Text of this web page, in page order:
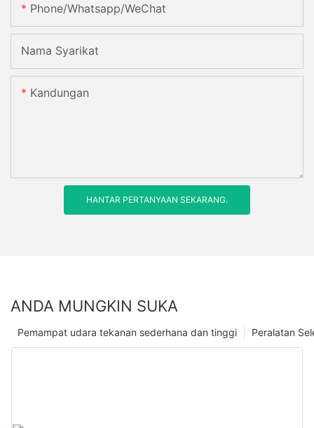
Phone/Whatsapp/WeChat
Nama Syarikat
Kandungan
HANTAR PERTANYAAN SEKARANG.
ANDA MUNGKIN SUKA
Peralatan
Pemampat udara tekanan sederhana dan tinggi